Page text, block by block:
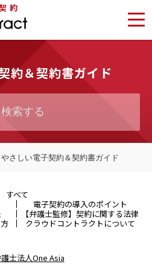
約
約＆契約書ガイド
やさしい電子契約＆契約書ガイド
すべて
電子契約の導入のポイント
【弁護士監修】契約に関する法律
クラウドコントラクトについて
士法人One Asia